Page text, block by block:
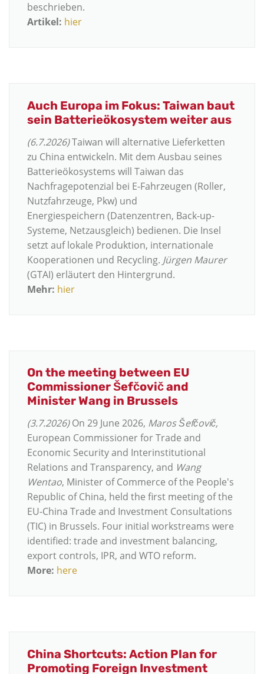
beschrieben.
Artikel: hier
Auch Europa im Fokus: Taiwan baut
sein Batterieökosystem weiter aus
(6.7.2026)Taiwan will alternative Lieferketten
zu China entwickeln. Mit dem Ausbau seines
Batterieökosystems will Taiwan das
Nachfragepotenzial bei E-Fahrzeugen (Roller,
Nutzfahrzeuge, Pkw) und
Energiespeichern (Datenzentren, Back-up-
Systeme, Netzausgleich) bedienen. Die Insel
setzt auf lokale Produktion, internationale
Kooperationen und Recycling. Jürgen Maurer
(GTAI) erläutert den Hintergrund.
Mehr: hier
On the meeting between EU
Commissioner Šefčovič and
Minister Wang in Brussels
(3.7.2026)On 29 June 2026, Maros Šefčovič,
European Commissioner for Trade and
Economic Security and Interinstitutional
Relations and Transparency, and Wang
Wentao, Minister of Commerce of the People's
Republic of China, held the first meeting of the
EU-China Trade and Investment Consultations
(TIC) in Brussels. Four initial workstreams were
identified: trade and investment balancing,
export controls, IPR, and WTO reform.
More: here
China Shortcuts: Action Plan for
Promoting Foreign Investment